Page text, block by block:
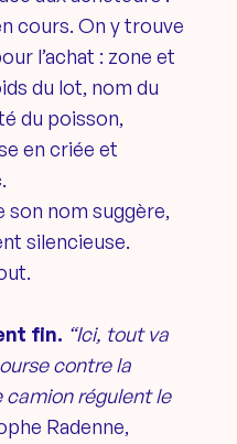
cours. On y trouve
l’achat : zone et
du lot, nom du
du poisson,
en criée et
son nom suggère,
silencieuse.
fin. “Ici, tout va
contre la
régulent le
Radenne,